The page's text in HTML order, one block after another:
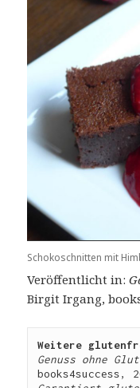
Schokoschnitten mit
Veröffentlicht in:
Birgit Irgang,
Weitere
Genuss ohne
books4success,